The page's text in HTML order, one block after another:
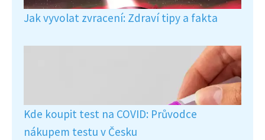
Jak vyvolat zvracení: Zdraví tipy a fakta
Kde koupit test na COVID: Průvodce
nákupem testu v Česku